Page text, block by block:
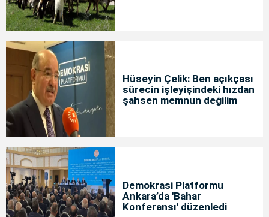
Hüseyin Çelik: Ben açıkçası
sürecin işleyişindeki hızdan
şahsen memnun değilim
Demokrasi Platformu
Ankara’da 'Bahar
Konferansı' düzenledi